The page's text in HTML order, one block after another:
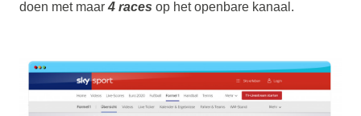
doen met maar4 races op het openbare kanaal.